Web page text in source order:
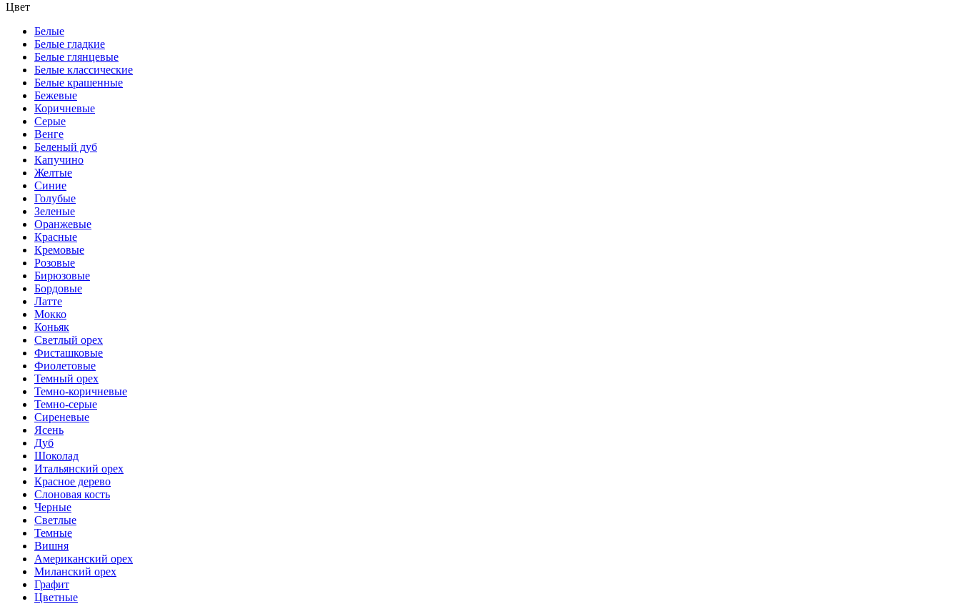
Цвет
Белые
Белые гладкие
Белые глянцевые
Белые классические
Белые крашенные
Бежевые
Коричневые
Серые
Венге
Беленый дуб
Капучино
Желтые
Синие
Голубые
Зеленые
Оранжевые
Красные
Кремовые
Розовые
Бирюзовые
Бордовые
Латте
Мокко
Коньяк
Светлый орех
Фисташковые
Фиолетовые
Темный орех
Темно-коричневые
Темно-серые
Сиреневые
Ясень
Дуб
Шоколад
Итальянский орех
Красное дерево
Слоновая кость
Черные
Светлые
Темные
Вишня
Американский орех
Миланский орех
Графит
Цветные